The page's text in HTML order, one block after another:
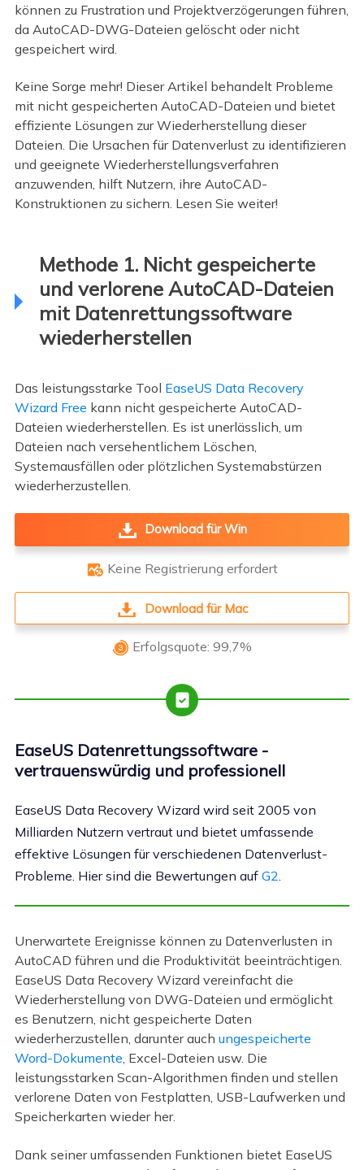
können zu Frustration und Projektverzögerungen führen,
da AutoCAD-DWG-Dateien gelöscht oder nicht
gespeichert wird.
Keine Sorge mehr! Dieser Artikel behandelt Probleme
mit nicht gespeicherten AutoCAD-Dateien und bietet
effiziente Lösungen zur Wiederherstellung dieser
Dateien. Die Ursachen für Datenverlust zu identifizieren
und geeignete Wiederherstellungsverfahren
anzuwenden, hilft Nutzern, ihre AutoCAD-
Konstruktionen zu sichern. Lesen Sie weiter!
Methode 1. Nicht gespeicherte
und verlorene AutoCAD-Dateien
mit Datenrettungssoftware
wiederherstellen
Das leistungsstarke Tool EaseUS Data Recovery
Wizard Free kann nicht gespeicherte AutoCAD-
Dateien wiederherstellen. Es ist unerlässlich, um
Dateien nach versehentlichem Löschen,
Systemausfällen oder plötzlichen Systemabstürzen
wiederherzustellen.
Download für Win
 Keine Registrierung erfordert
Download für Mac
 Erfolgsquote: 99,7%
EaseUS Datenrettungssoftware -
vertrauenswürdig und professionell
EaseUS Data Recovery Wizard wird seit 2005 von
Milliarden Nutzern vertraut und bietet umfassende
effektive Lösungen für verschiedenen Datenverlust-
Probleme. Hier sind die Bewertungen auf G2
Unerwartete Ereignisse können zu Datenverlusten in
AutoCAD führen und die Produktivität beeinträchtigen.
EaseUS Data Recovery Wizard vereinfacht die
Wiederherstellung von DWG-Dateien und ermöglicht
es Benutzern, nicht gespeicherte Daten
wiederherzustellen, darunter auch ungespeicherte
Word-Dokumente, Excel-Dateien usw. Die
leistungsstarken Scan-Algorithmen finden und stellen
verlorene Daten von Festplatten, USB-Laufwerken und
Speicherkarten wieder her.
Dank seiner umfassenden Funktionen bietet EaseUS